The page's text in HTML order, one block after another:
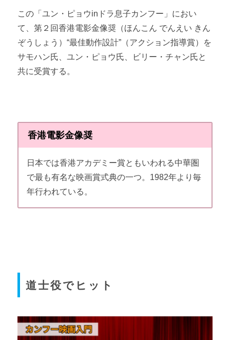
この「ユン・ピョウin ドラ息子カンフー」におい
て、第２回香港電影金像奨（ほんこん でんえい きん
ぞうしょう）“最佳動作設計”（アクション指導賞）を
サモハン氏、ユン・ピョウ氏、ビリー・チャン氏と
共に受賞する。
香港電影金像奨
日本では香港アカデミー賞ともいわれる中華圏
で最も有名な映画賞式典の一つ。1982年より毎
年行われている。
道士役でヒット